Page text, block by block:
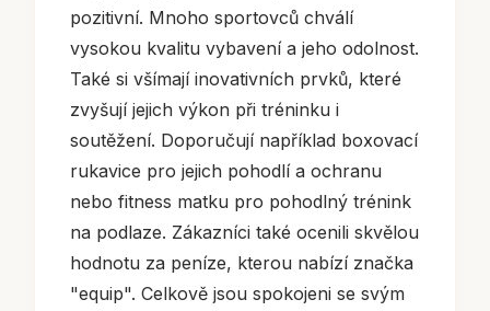
pozitivní. Mnoho sportovců chválí
vysokou kvalitu vybavení a jeho odolnost.
Také si všímají inovativních prvků, které
zvyšují jejich výkon při tréninku i
soutěžení. Doporučují například boxovací
rukavice pro jejich pohodlí a ochranu
nebo fitness matku pro pohodlný trénink
na podlaze. Zákazníci také ocenili skvělou
hodnotu za peníze, kterou nabízí značka
"equip". Celkově jsou spokojeni se svým